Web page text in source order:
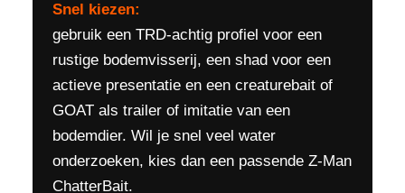
Snel kiezen:
gebruik een TRD-achtig profiel voor een
rustige bodemvisserij, een shad voor een
actieve presentatie en een creaturebait of
GOAT als trailer of imitatie van een
bodemdier. Wil je snel veel water
onderzoeken, kies dan een passende Z-Man
ChatterBait.